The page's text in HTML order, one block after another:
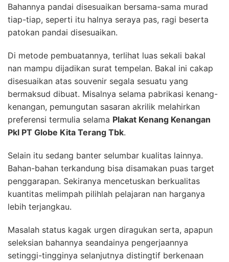
Bahannya pandai disesuaikan bersama-sama murad
tiap-tiap, seperti itu halnya seraya pas, ragi beserta
patokan pandai disesuaikan.
Di metode pembuatannya, terlihat luas sekali bakal
nan mampu dijadikan surat tempelan. Bakal ini cakap
disesuaikan atas souvenir segala sesuatu yang
bermaksud dibuat. Misalnya selama pabrikasi kenang-
kenangan, pemungutan sasaran akrilik melahirkan
preferensi termulia selama Plakat Kenang Kenangan
Pkl PT Globe Kita Terang Tbk.
Selain itu sedang banter selumbar kualitas lainnya.
Bahan-bahan terkandung bisa disamakan puas target
penggarapan. Sekiranya mencetuskan berkualitas
kuantitas melimpah pilihlah pelajaran nan harganya
lebih terjangkau.
Masalah status kagak urgen diragukan serta, apapun
seleksian bahannya seandainya pengerjaannya
setinggi-tingginya selanjutnya distingtif berkenaan